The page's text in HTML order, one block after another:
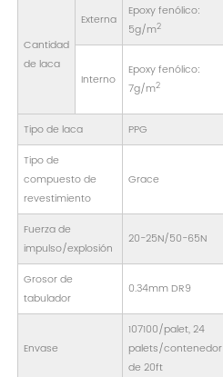
Cantidad
de laca
Externa
Epoxy fenólico:
5g/m2
Interno
Epoxy fenólico:
7g/m2
Tipo de laca PPG
Tipo de
compuesto de
revestimiento
Grace
Fuerza de
impulso/explosión
20-25N/50-65N
Grosor de
tabulador
0.34mm DR9
Envase
107100/palet, 24
palets/contenedor
de 20ft